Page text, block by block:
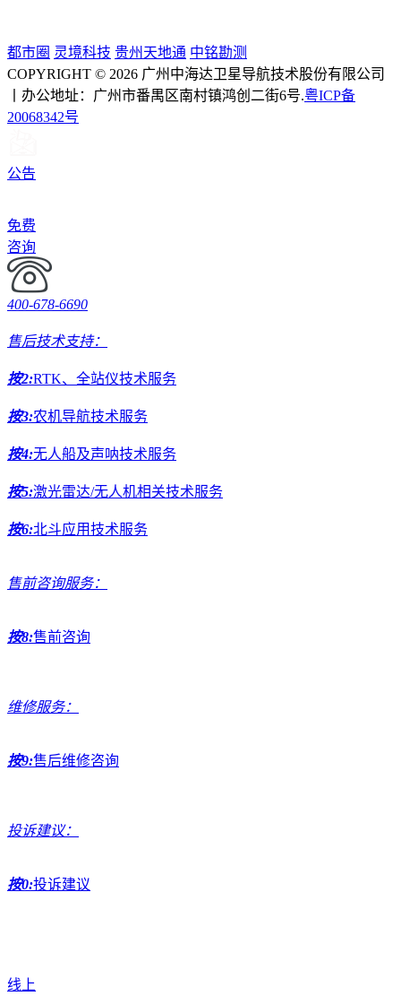
都市圈 灵境科技 贵州天地通 中铭勘测
COPYRIGHT © 2026 广州中海达卫星导航技术股份有限公司
丨办公地址：广州市番禺区南村镇鸿创二街6号.粤ICP备
20068342号
公告
免费
咨询
400-678-6690
售后技术支持：
按2:RTK、全站仪技术服务
按3:农机导航技术服务
按4:无人船及声呐技术服务
按5:激光雷达/无人机相关技术服务
按6:北斗应用技术服务
售前咨询服务：
按8:售前咨询
维修服务：
按9:售后维修咨询
投诉建议：
按0:投诉建议
线上